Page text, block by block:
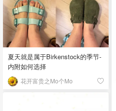
夏天就是属于Birkenstock的季节-
内附如何选择
花开富贵之Mo个Mo